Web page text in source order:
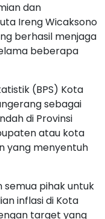
dan
Ireng Wicaksono
berhasil menjaga
beberapa
(BPS) Kota
sebagai
di Provinsi
atau kota
yang menyentuh
semua pihak untuk
inflasi di Kota
target yang